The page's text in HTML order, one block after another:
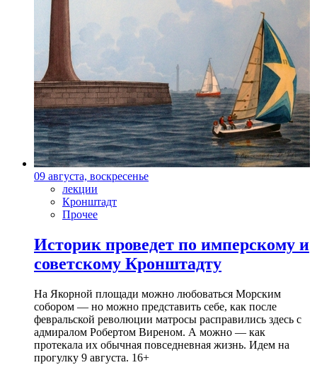
09 августа, воскресенье
лекции
Кронштадт
Прочее
Историк проведет по имперскому и
советскому Кронштадту
На Якорной площади можно любоваться Морским
собором — но можно представить себе, как после
февральской революции матросы расправились здесь с
адмиралом Робертом Виреном. А можно — как
протекала их обычная повседневная жизнь. Идем на
прогулку 9 августа. 16+